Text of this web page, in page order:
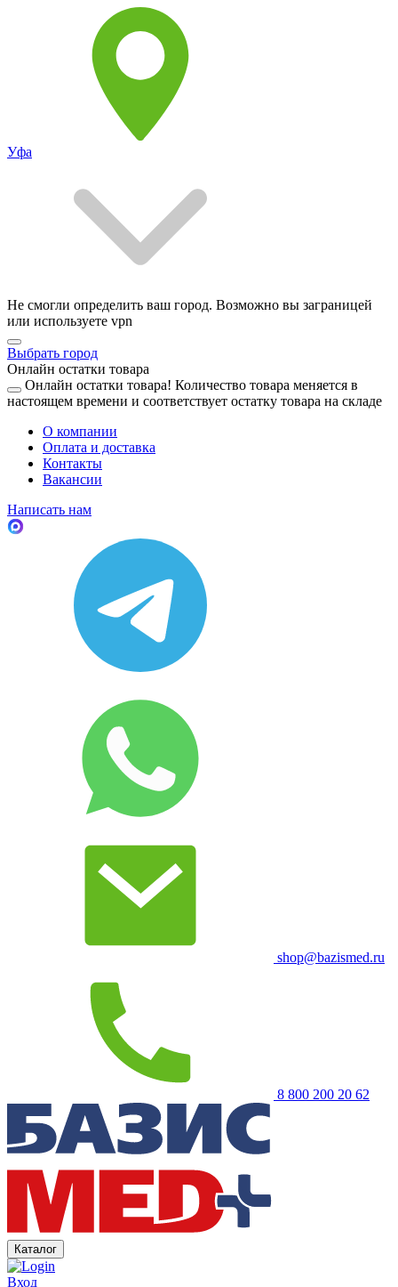
Уфа
Не смогли определить ваш город. Возможно вы заграницей
или используете vpn
Выбрать город
Онлайн остатки товара
Онлайн остатки товара! Количество товара меняется в
настоящем времени и соответствует остатку товара на складе
О компании
Оплата и доставка
Контакты
Вакансии
Написать нам
shop@bazismed.ru
8 800 200 20 62
Каталог
Вход